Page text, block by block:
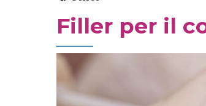
Filler per il